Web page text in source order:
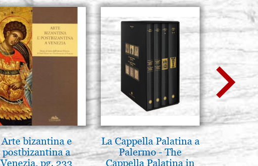
Arte bizantina e
postbizantina a
Venezia, pg. 233
La Cappella Palatina a
Palermo - The
Cappella Palatina in